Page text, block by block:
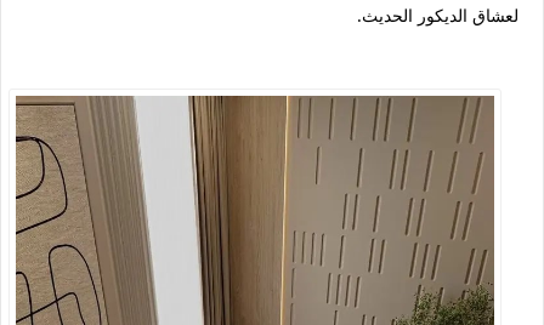
لعشاق الديكور الحديث.